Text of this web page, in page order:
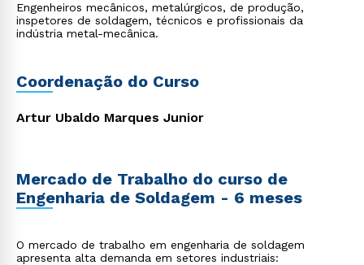
Engenheiros mecânicos, metalúrgicos, de produção,
inspetores de soldagem, técnicos e profissionais da
indústria metal-mecânica.
Coordenação do Curso
Artur Ubaldo Marques Junior
Mercado de Trabalho do curso de
Engenharia de Soldagem - 6 meses
O mercado de trabalho em engenharia de soldagem
apresenta alta demanda em setores industriais: